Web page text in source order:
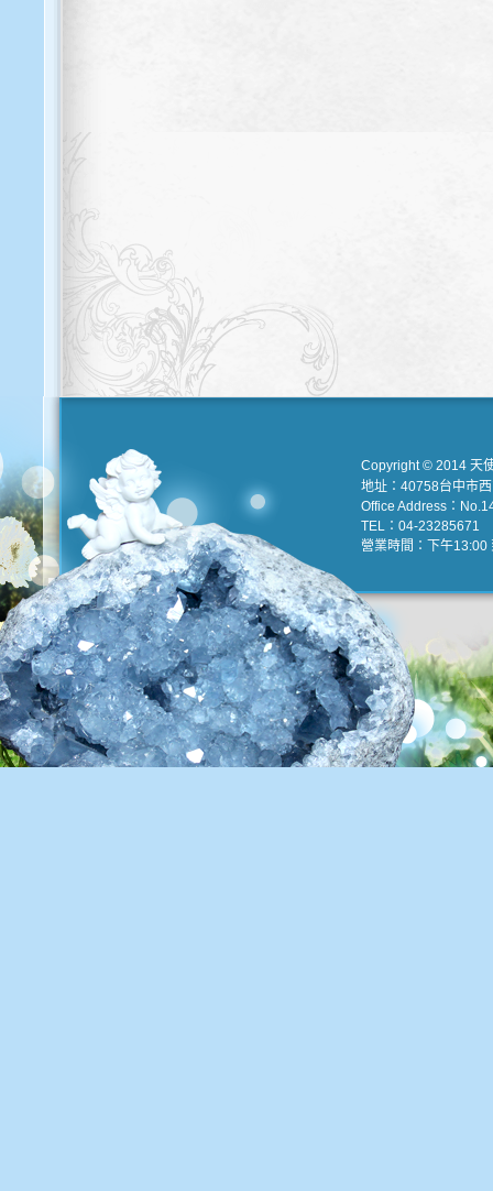
Copyright © 2014 天
地址：40758台中市
Office Address：
TEL：04-23285671
營業時間：下午13:00